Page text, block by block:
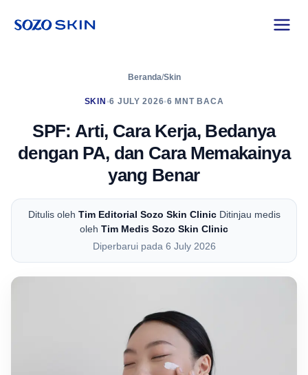
Beranda/Skin
SKIN •6 JULY 2026•6 MNT BACA
SPF: Arti, Cara Kerja, Bedanya
dengan PA, dan Cara Memakainya
yang Benar
Ditulis oleh Tim Editorial Sozo Skin Clinic Ditinjau medis
oleh Tim Medis Sozo Skin Clinic
Diperbarui pada 6 July 2026